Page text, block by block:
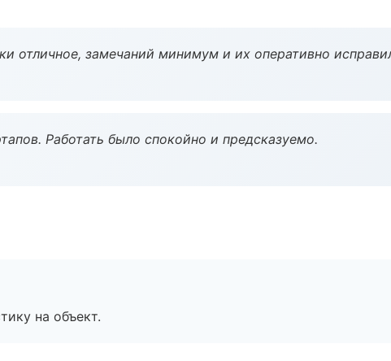
отличное, замечаний минимум и их оперативно
Работать было спокойно и предсказуемо.
на объект.